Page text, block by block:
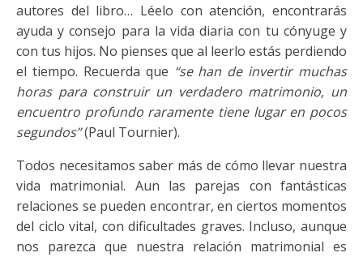
autores del libro… Léelo con atención, encontrarás
ayuda y consejo para la vida diaria con tu cónyuge y
con tus hijos. No pienses que al leerlo estás perdiendo
el tiempo. Recuerda que “se han de invertir muchas
horas para construir un verdadero matrimonio, un
encuentro profundo raramente tiene lugar en pocos
segundos”(Paul Tournier).
Todos necesitamos saber más de cómo llevar nuestra
vida matrimonial. Aun las parejas con fantásticas
relaciones se pueden encontrar, en ciertos momentos
del ciclo vital, con dificultades graves. Incluso, aunque
nos parezca que nuestra relación matrimonial es